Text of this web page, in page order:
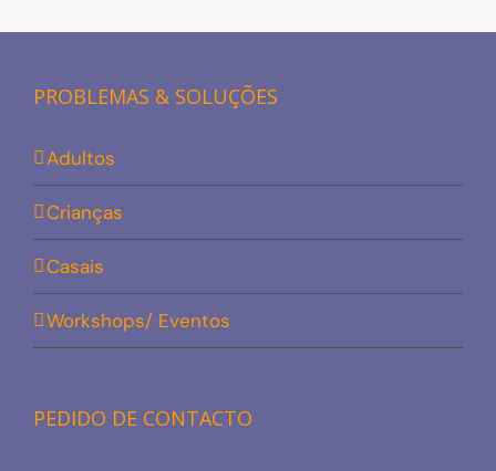
PROBLEMAS & SOLUÇÕES
Adultos
Crianças
Casais
Workshops/ Eventos
PEDIDO DE CONTACTO